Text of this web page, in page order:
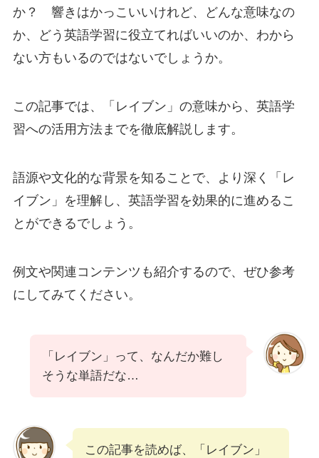
か？ 響きはかっこいいけれど、どんな意味なの
か、どう英語学習に役立てればいいのか、わから
ない方もいるのではないでしょうか。
この記事では、「レイブン」の意味から、英語学
習への活用方法までを徹底解説します。
語源や文化的な背景を知ることで、より深く「レ
イブン」を理解し、英語学習を効果的に進めるこ
とができるでしょう。
例文や関連コンテンツも紹介するので、ぜひ参考
にしてみてください。
「レイブン」って、なんだか難し
そうな単語だな…
この記事を読めば、「レイブン」